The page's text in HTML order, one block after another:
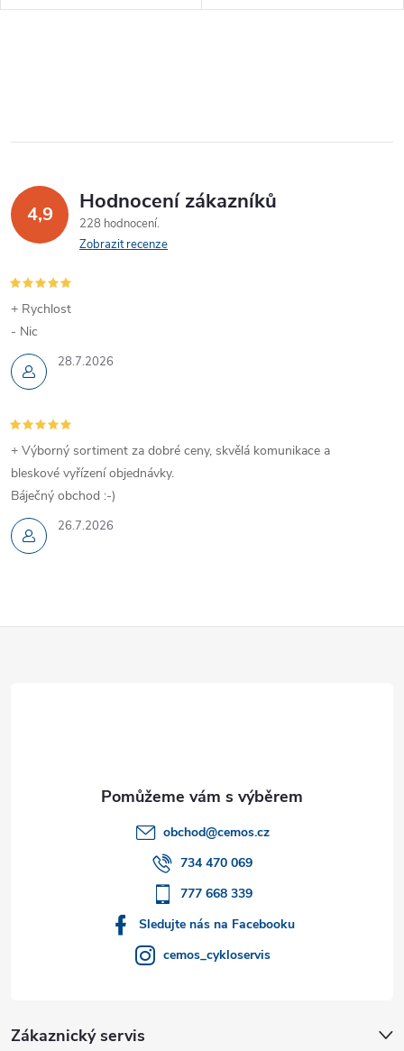
4,9 Hodnocení zákazníků
228 hodnocení
Zobrazit recenze
28.7.2026
+ Rychlost
- Nic
26.7.2026
+ Výborný sortiment za dobré ceny, skvělá komunikace a
bleskové vyřízení objednávky.
Báječný obchod :-)
obchod@cemos.cz
734 470 069
777 668 339
Sledujte nás na Facebooku
cemos_cykloservis
Zákaznický servis